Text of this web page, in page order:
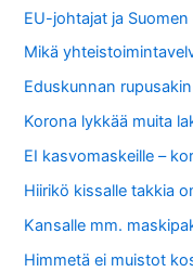
EU-johtajat ja
Mikä
Eduskunnan
Korona lykkää muita
EI kasvomaskeille –
Hiirikö kissalle takkia
Kansalle mm.
Himmetä ei muistot